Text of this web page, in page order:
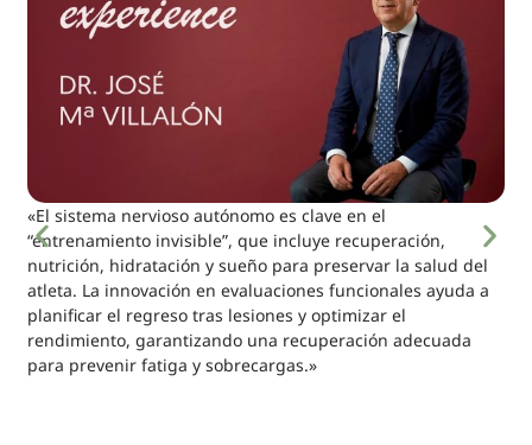
«El sistema nervioso autónomo es clave en el
“entrenamiento invisible”, que incluye recuperación,
nutrición, hidratación y sueño para preservar la salud del
atleta. La innovación en evaluaciones funcionales ayuda a
planificar el regreso tras lesiones y optimizar el
rendimiento, garantizando una recuperación adecuada
para prevenir fatiga y sobrecargas.»